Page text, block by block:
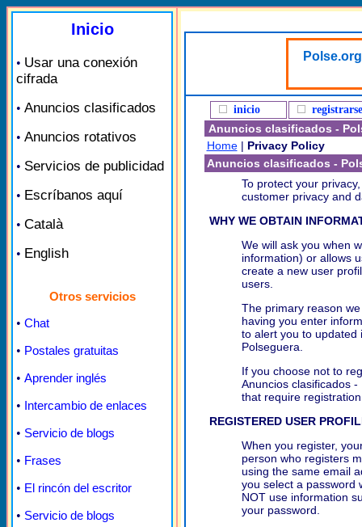
Inicio
• Usar una conexión
cifrada
• Anuncios clasificados
• Anuncios rotativos
• Servicios de publicidad
• Escríbanos aquí
• Català
• English
Otros servicios
• Chat
• Postales gratuitas
• Aprender inglés
• Intercambio de enlaces
• Servicio de blogs
• Frases
• El rincón del escritor
• Servicio de blogs
inicio registrarse
Anuncios clasificados -
Home| Privacy Policy
Anuncios clasificados -
To protect your
customer privacy and
WHY WE OBTAIN
We will ask you when
information) or allows
create a new user
users.
The primary reason
having you enter
to alert you to updated
Polseguera.
If you choose not to
Anuncios clasificados
that require
REGISTERED USER
When you register,
person who registers
using the same email
you select a password
NOT use information
your password.